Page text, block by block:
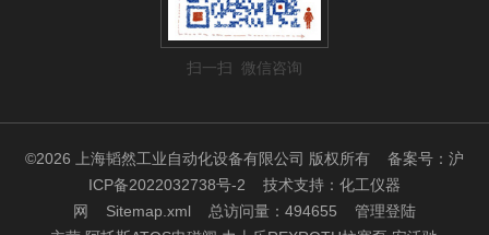
扫一扫 微信咨询
©2026 上海韬然工业自动化设备有限公司 版权所有 备案号：沪
ICP备2022032738号-2 技术支持： 化工仪器
网
Sitemap.xml 总访问量：494655 管理登陆